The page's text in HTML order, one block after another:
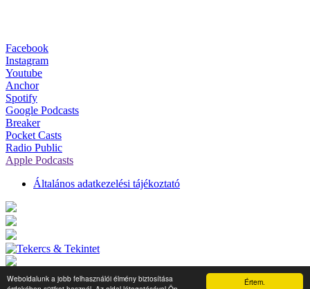
Értem.
Weboldalunk a jobb felhasználói élmény biztosítása
Facebook
Instagram
Youtube
Anchor
Spotify
Google Podcasts
Breaker
Pocket Casts
Radio Public
Apple Podcasts
Általános adatkezelési tájékoztató